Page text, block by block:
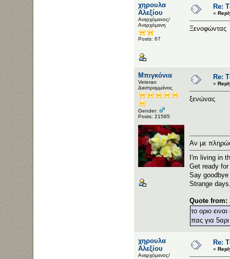
χηρουλα
Αλεξίου
Ανερχόμενος/
Ανερχόμενη
Posts: 67
Re:
«
Ξενοφώντας
Μπιγκόνια
Veteran
Διεστραμμένος
Gender:
Posts: 21565
Re:
«
ξενώνας
Αν με
I'm living in
Get ready
Say
Strange
Quote from:
το οριο
πας για 5αρι
χηρουλα
Αλεξίου
Ανερχόμενος/
Re:
«